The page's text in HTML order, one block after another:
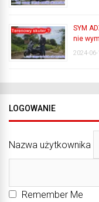
SYM
nie
2024-06-
LOGOWANIE
Nazwa użytkownika
Remember Me